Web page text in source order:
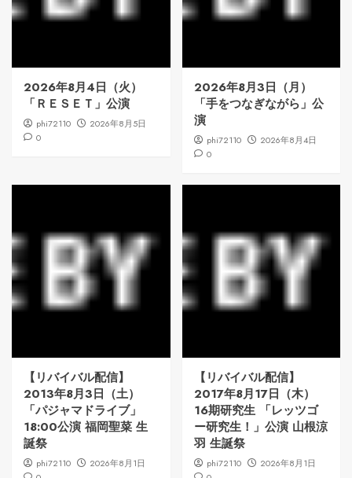
2026年8月4日（火）
「ＲＥＳＥＴ」公演
phi72110
2026年8月5日
0
2026年8月3日（月）
「手をつなぎながら」公
演
phi72110
2026年8月4日
0
【リバイバル配信】
2013年8月3日（土）
「パジャマドライブ」
18:00公演 福岡聖菜 生
誕祭
phi72110
2026年8月1日
【リバイバル配信】
2017年8月17日（木）
16期研究生 「レッツゴ
ー研究生！」公演 山根涼
羽 生誕祭
phi72110
2026年8月1日